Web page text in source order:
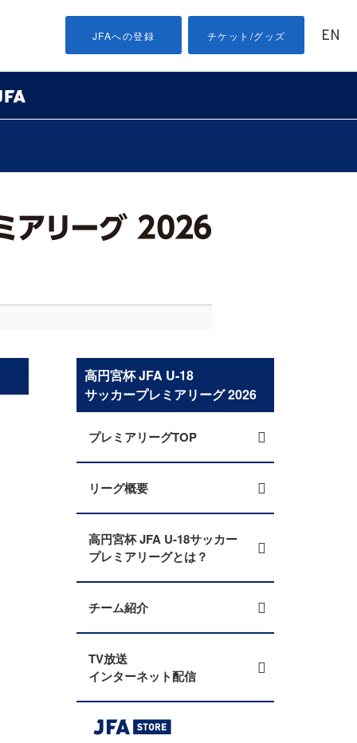
JFAへの登録 チケット/グッズ EN
高円宮杯 JFA U-18
サッカープレミアリーグ 2026
プレミアリーグTOP
リーグ概要
高円宮杯 JFA U-18サッカー
プレミアリーグとは？
チーム紹介
TV放送
インターネット配信